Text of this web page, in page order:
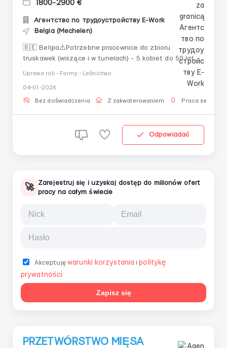
1800-2900 €
Агентство по трудоустройству E-Work
Belgia (Mechelen)
🇧🇪 Belgia⚠️Potrzebne pracownice do zbioru
truskawek (wiszące i w tunelach) - 5 kobiet do 50 lat,
mogą być bez doświadczenia zawodowego i
*Zatrudnienie na podstawie certyfikatu sezonowego
na 90 dni. Czas wyrobienia 14-21 dni. Wymagania:
Uprawa roli - Farmy - Leśnictwo
04-01-2026
Bez doświadczenia Z zakwaterowaniem Praca
Odpowiadać
🚀
Zarejestruj się i uzyskaj dostęp do milionów ofert
pracy na całym świecie
Akceptujęwarunki korzystania i politykę
prywatności
Zapisz się
PRZETWÓRSTWO MIĘSA